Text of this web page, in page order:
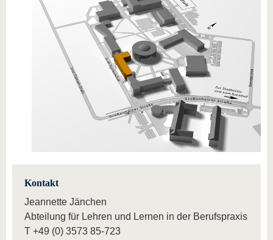
Kontakt
Jeannette Jänchen
Abteilung für Lehren und Lernen in der Berufspraxis
T +49 (0) 3573 85-723